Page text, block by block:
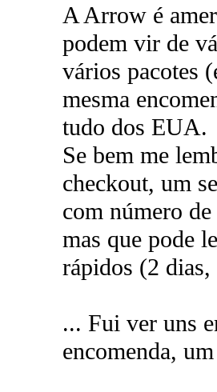
A Arrow é
podem vir de
vários pacotes
mesma
tudo dos EUA.
Se bem me
checkout, um
com número
mas que pode
rápidos (2
... Fui ver uns
encomenda,